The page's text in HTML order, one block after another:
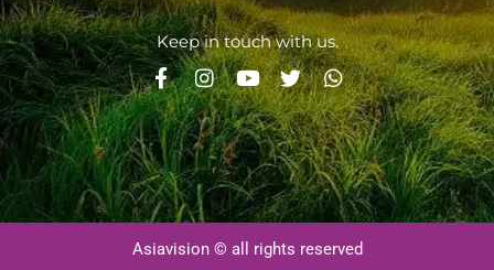
Keep in touch with us.
Asiavision © all rights reserved